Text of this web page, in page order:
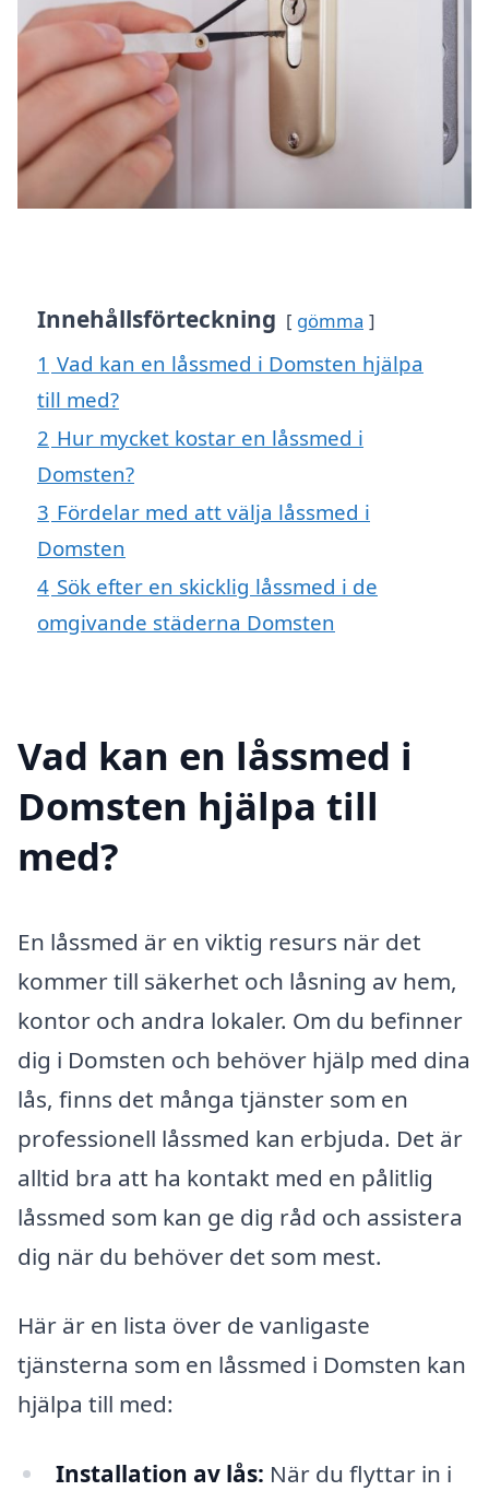
Innehållsförteckning gömma
1 Vad kan en låssmed i Domsten hjälpa
till med?
2 Hur mycket kostar en låssmed i
Domsten?
3 Fördelar med att välja låssmed i
Domsten
4 Sök efter en skicklig låssmed i de
omgivande städerna Domsten
Vad kan en låssmed i
Domsten hjälpa till
med?
En låssmed är en viktig resurs när det
kommer till säkerhet och låsning av hem,
kontor och andra lokaler. Om du befinner
dig i Domsten och behöver hjälp med dina
lås, finns det många tjänster som en
professionell låssmed kan erbjuda. Det är
alltid bra att ha kontakt med en pålitlig
låssmed som kan ge dig råd och assistera
dig när du behöver det som mest.
Här är en lista över de vanligaste
tjänsterna som en låssmed i Domsten kan
hjälpa till med:
Installation av lås: När du flyttar in i